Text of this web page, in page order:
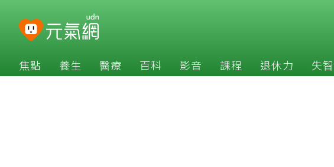
焦點 養生 醫療 百科 影音 課程 退休力 失智